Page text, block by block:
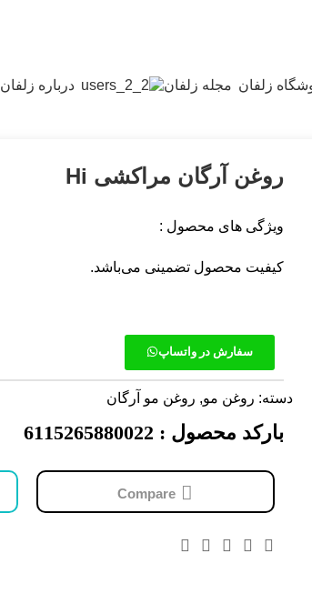
زلفان مجله زلفان درباره زلفان
روغن آرگان مراکشی Hi
ویژگی های محصول :
کیفیت محصول تضمینی می‌باشد.
سفارش در واتساپ
دسته: روغن مو, روغن مو آرگان
بارکد محصول : 6115265880022
Compare